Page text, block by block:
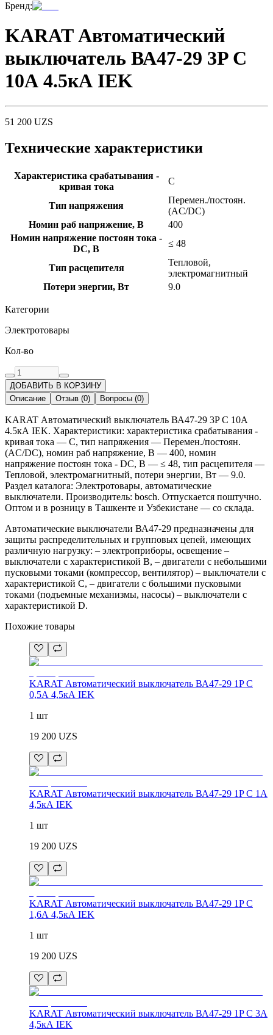
Бренд:
KARAT Автоматический
выключатель ВА47-29 3P C
10А 4.5кА IEK
51 200 UZS
Технические характеристики
Характеристика срабатывания -
кривая тока
C
Тип напряжения
Перемен./постоян.
(AC/DC)
Номин раб напряжение, В
400
Номин напряжение постоян тока -
DC, В
≤ 48
Тип расцепителя
Тепловой,
электромагнитный
Потери энергии, Вт
9.0
Категории
Электротовары
Кол-во
ДОБАВИТЬ В КОРЗИНУ
Описание
Отзыв (0) Вопросы (0)
KARAT Автоматический выключатель ВА47-29 3P C 10А
4.5кА IEK. Характеристики: характеристика срабатывания -
кривая тока — C, тип напряжения — Перемен./постоян.
(AC/DC), номин раб напряжение, В — 400, номин
напряжение постоян тока - DC, В — ≤ 48, тип расцепителя —
Тепловой, электромагнитный, потери энергии, Вт — 9.0.
Раздел каталога: Электротовары, автоматические
выключатели. Производитель: bosch. Отпускается поштучно.
Оптом и в розницу в Ташкенте и Узбекистане — со склада.
Автоматические выключатели ВА47-29 предназначены для
защиты распределительных и групповых цепей, имеющих
различную нагрузку: – электроприборы, освещение –
выключатели с характеристикой В, – двигатели с небольшими
пусковыми токами (компрессор, вентилятор) – выключатели с
характеристикой C, – двигатели с большими пусковыми
токами (подъемные механизмы, насосы) – выключатели с
характеристикой D.
Похожие товары
KARAT Автоматический выключатель ВА47-29 1P C
0,5А 4,5кА IEK
1 шт
19 200 UZS
KARAT Автоматический выключатель ВА47-29 1P C 1А
4,5кА IEK
1 шт
19 200 UZS
KARAT Автоматический выключатель ВА47-29 1P C
1,6А 4,5кА IEK
1 шт
19 200 UZS
KARAT Автоматический выключатель ВА47-29 1P C 3А
4,5кА IEK